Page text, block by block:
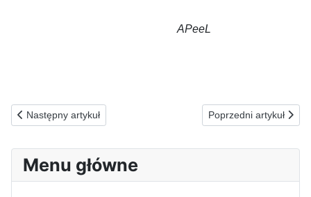
APeeL
Poprzednia strona: 25.02.2026(ś) ZA OTRZYMUJĄCYCH POMOC
Następny artykuł Następna strona:
Poprzedni artykuł
Menu główne